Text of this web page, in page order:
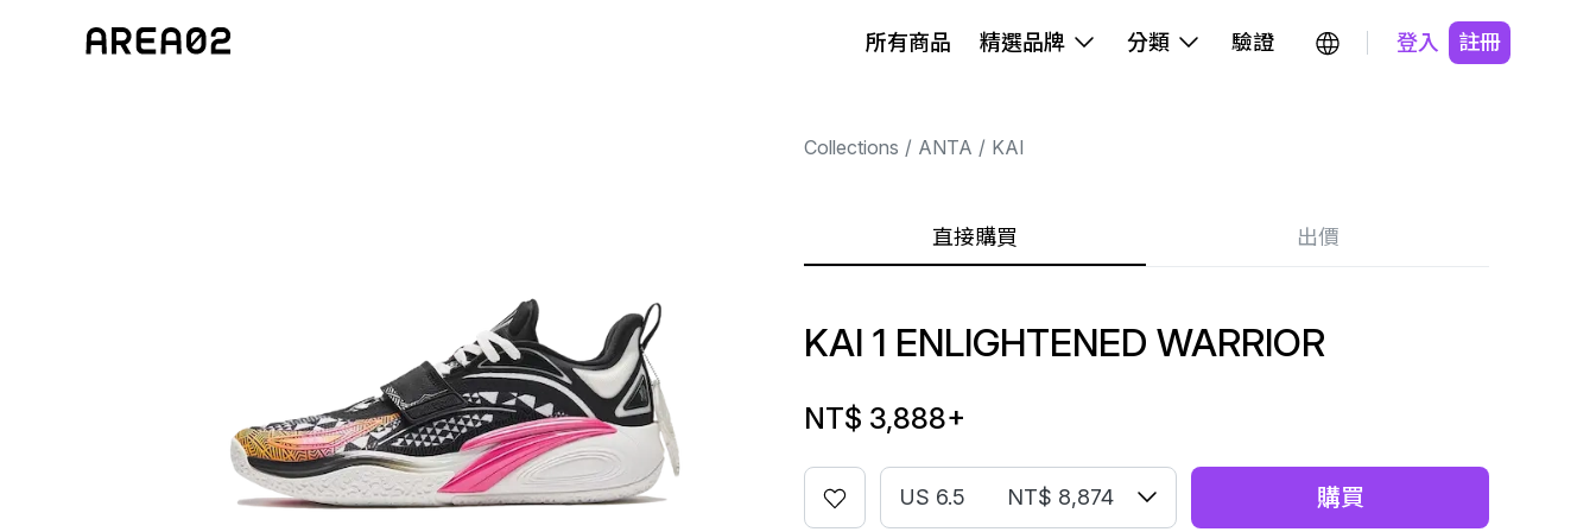
所有商品 精選品牌 分類 驗證 登入 註冊
Collections ANTA KAI
直接購買 出價
KAI 1 ENLIGHTENED WARRIOR
NT$ 3,888+
US 6.5 NT$ 8,874 購買